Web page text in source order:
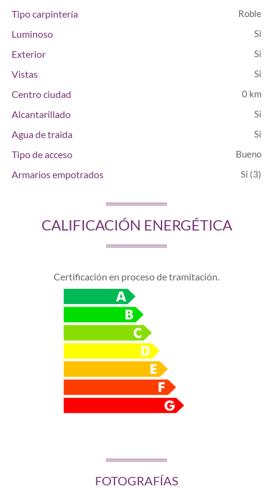
Tipo carpintería Roble
Luminoso
Exterior
Vistas
Centro ciudad
0 km
Alcantarillado
Agua de traida
Tipo de acceso
Bueno
Armarios empotrados (3)
CALIFICACIÓN ENERGÉTICA
Certificación en proceso de tramitación.
FOTOGRAFÍAS